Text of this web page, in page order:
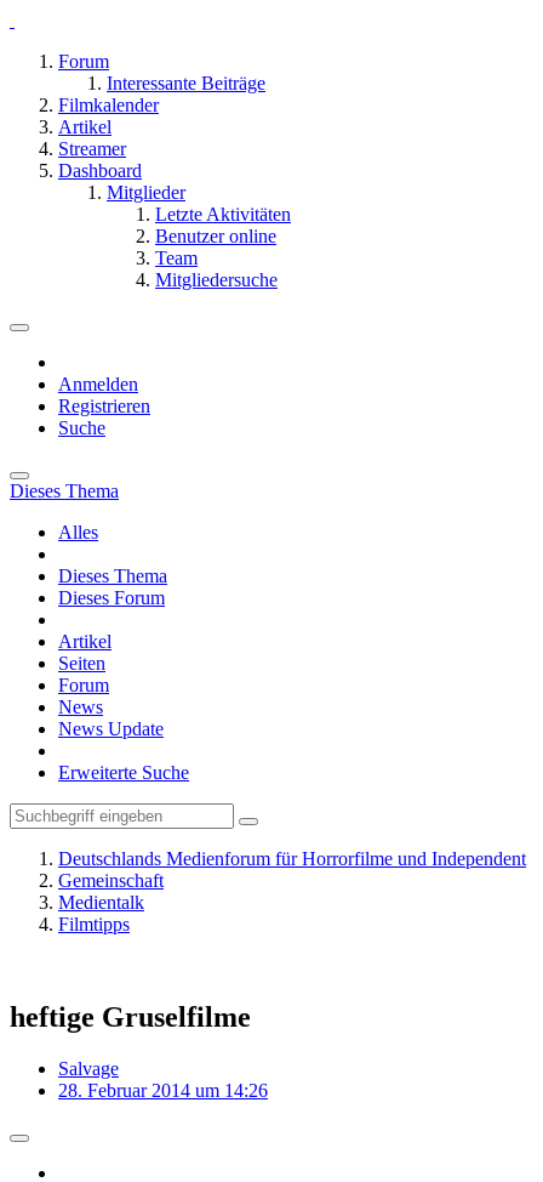
Forum
Interessante Beiträge
Filmkalender
Artikel
Streamer
Dashboard
Mitglieder
Letzte Aktivitäten
Benutzer online
Team
Mitgliedersuche
Anmelden
Registrieren
Suche
Dieses Thema
Alles
Dieses Thema
Dieses Forum
Artikel
Seiten
Forum
News
News Update
Erweiterte Suche
Deutschlands Medienforum für Horrorfilme und Independent
Gemeinschaft
Medientalk
Filmtipps
heftige Gruselfilme
Salvage
28. Februar 2014 um 14:26